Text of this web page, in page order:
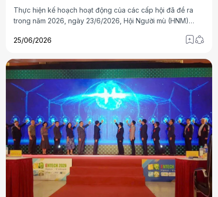
VII năm 2026
Thực hiện kế hoạch hoạt động của các cấp hội đã đề ra
trong năm 2026, ngày 23/6/2026, Hội Người mù (HNM)
quần chúng “Tiếng hát từ trái tim” lần thứ VII năm 2026.
25/06/2026